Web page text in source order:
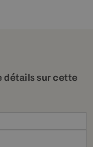
détails sur cette